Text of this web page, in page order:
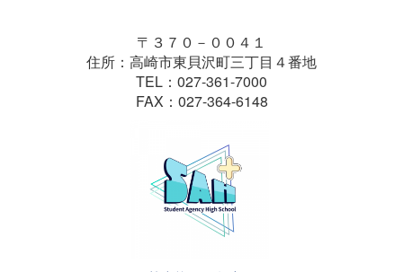
〒３７０－００４１
住所：高崎市東貝沢町三丁目４番地
TEL：027-361-7000
FAX：027-364-6148